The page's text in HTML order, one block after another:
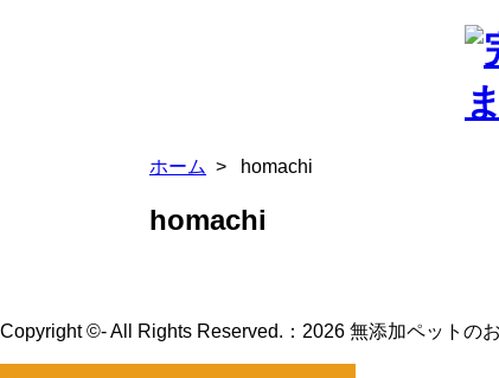
ホーム > homachi
homachi
Copyright ©- All Rights Reserved.： 2026 無添加ペットの